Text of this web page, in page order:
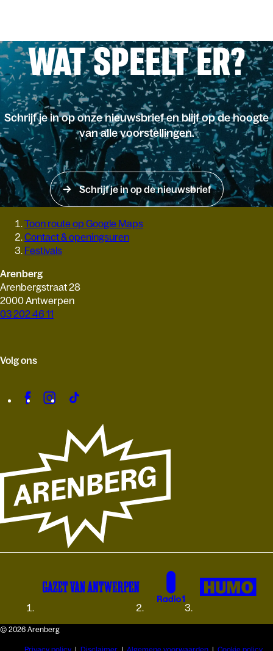
WAT SPEELT ER?
Schrijf je in op onze nieuwsbrief en blijf op de hoogte
van alle voorstellingen.
Schrijf je in op de nieuwsbrief
Toon route op Google Maps
Contact & openingsuren
Festivals
Arenberg
Arenbergstraat 28
2000 Antwerpen
03 202 46 11
Volg ons
© 2026 Arenberg